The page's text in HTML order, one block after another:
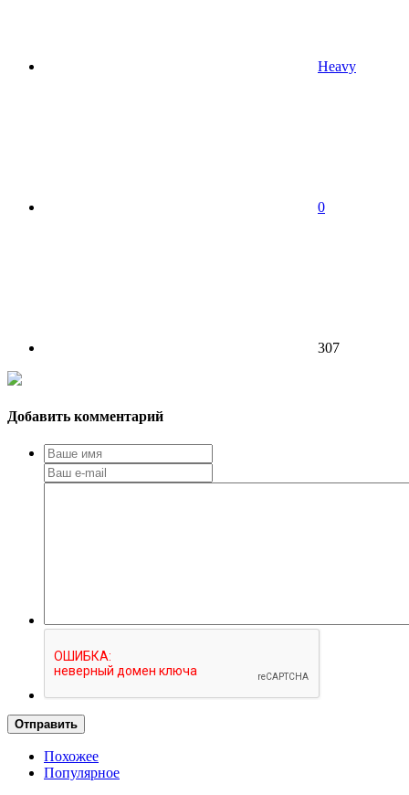
Heavy
0
307
Добавить комментарий
Отправить
Похожее
Популярное